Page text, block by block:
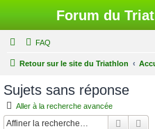
Forum du
FAQ
Retour sur le site du Triathlon
Sujets sans réponse
Aller à la recherche avancée